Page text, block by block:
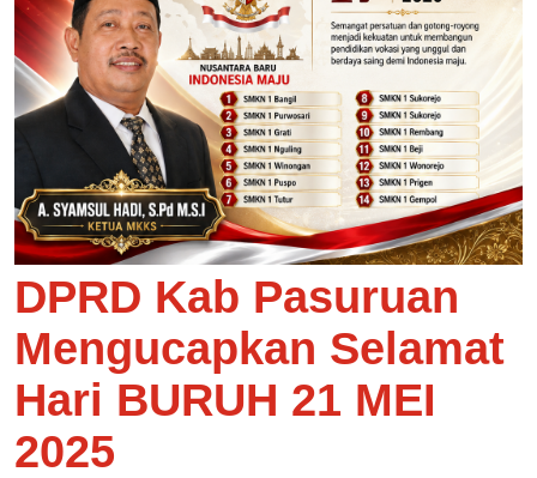
DPRD Kab Pasuruan
Mengucapkan Selamat
Hari BURUH 21 MEI
2025